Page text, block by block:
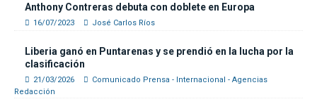
Anthony Contreras debuta con doblete en Europa
16/07/2023 José Carlos Ríos
Liberia ganó en Puntarenas y se prendió en la lucha por la
clasificación
21/03/2026
Comunicado Prensa - Internacional - Agencias
Redacción